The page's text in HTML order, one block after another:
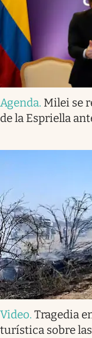
Agenda. Milei se
de la Espriella
Video. Tragedia
turística sobre